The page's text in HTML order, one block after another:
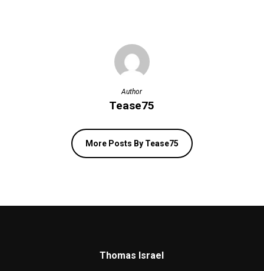
Author
Tease75
More Posts By Tease75
Thomas Israel